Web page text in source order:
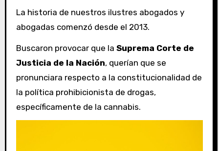
La historia de nuestros ilustres abogados y
abogadas comenzó desde el 2013.
Buscaron provocar que la Suprema Corte de
Justicia de la Nación, querían que se
pronunciara respecto a la constitucionalidad de
la política prohibicionista de drogas,
específicamente de la cannabis.